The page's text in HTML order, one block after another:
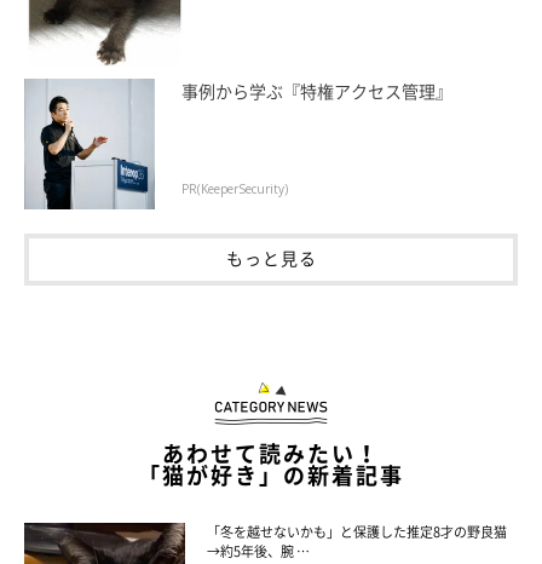
事例から学ぶ『特権アクセス管理』
PR(KeeperSecurity)
もっと見る
あわせて読みたい！
「猫が好き」の新着記事
「冬を越せないかも」と保護した推定8才の野良猫
→約5年後、腕 …